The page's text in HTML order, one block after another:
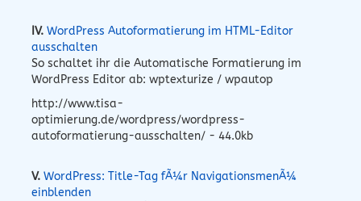
IV. WordPress Autoformatierung im HTML-Editor
ausschalten
So schaltet ihr die Automatische Formatierung im
WordPress Editor ab: wptexturize / wpautop
http://www.tisa-
optimierung.de/wordpress/wordpress-
autoformatierung-ausschalten/ - 44.0kb
V. WordPress: Title-Tag fÃ¼r NavigationsmenÃ¼
einblenden